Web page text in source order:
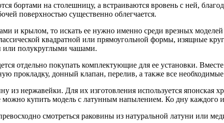
бортами на столешницу, а встраиваются вровень с ней,
поверхностью существенно облегчается.
и крылом, то искать ее нужно именно среди врезных
квадратной или прямоугольной формы, изящные
или полукруглыми чашами.
отдельно покупать комплектующие для ее установки.
прокладку, донный клапан, перелив, а также все
нержавейки. Для их изготовления используется японская
можно купить модель с латунным напылением. Ко дну каждого
смотреться раковины из натуральной латуни или